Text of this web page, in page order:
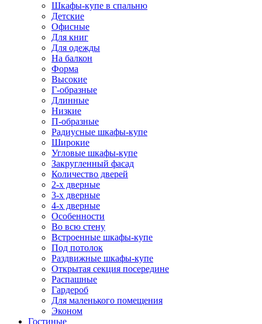
Шкафы-купе в спальню
Детские
Офисные
Для книг
Для одежды
На балкон
Форма
Высокие
Г-образные
Длинные
Низкие
П-образные
Радиусные шкафы-купе
Широкие
Угловые шкафы-купе
Закругленный фасад
Количество дверей
2-х дверные
3-х дверные
4-х дверные
Особенности
Во всю стену
Встроенные шкафы-купе
Под потолок
Раздвижные шкафы-купе
Открытая секция посередине
Распашные
Гардероб
Для маленького помещения
Эконом
Гостиные